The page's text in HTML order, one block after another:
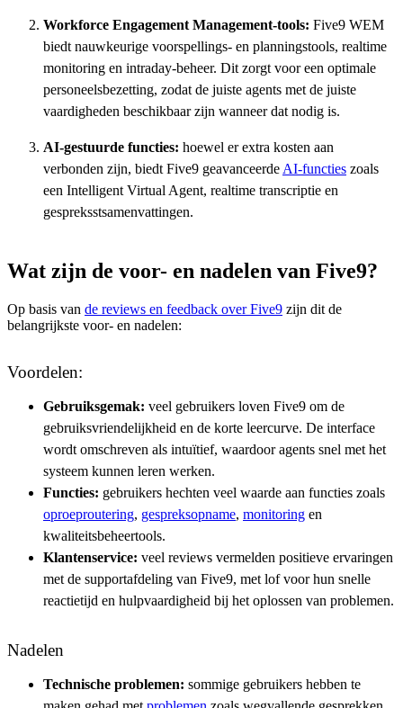
Workforce Engagement Management-tools: Five9 WEM
biedt nauwkeurige voorspellings- en planningstools, realtime
monitoring en intraday-beheer. Dit zorgt voor een optimale
personeelsbezetting, zodat de juiste agents met de juiste
vaardigheden beschikbaar zijn wanneer dat nodig is.
AI-gestuurde functies: hoewel er extra kosten aan
verbonden zijn, biedt Five9 geavanceerdeAI-functies zoals
een Intelligent Virtual Agent, realtime transcriptie en
gespreksstsamenvattingen.
Wat zijn de voor- en nadelen van Five9?
Op basis van de reviews en feedback over Five9 zijn dit de
belangrijkste voor- en nadelen:
Voordelen:
Gebruiksgemak: veel gebruikers loven Five9 om de
gebruiksvriendelijkheid en de korte leercurve. De interface
wordt omschreven als intuïtief, waardoor agents snel met het
systeem kunnen leren werken.
Functies: gebruikers hechten veel waarde aan functies zoals
oproeproutering, gespreksopname, monitoring en
kwaliteitsbeheertools.
Klantenservice: veel reviews vermelden positieve ervaringen
met de supportafdeling van Five9, met lof voor hun snelle
reactietijd en hulpvaardigheid bij het oplossen van problemen.
Nadelen
Technische problemen: sommige gebruikers hebben te